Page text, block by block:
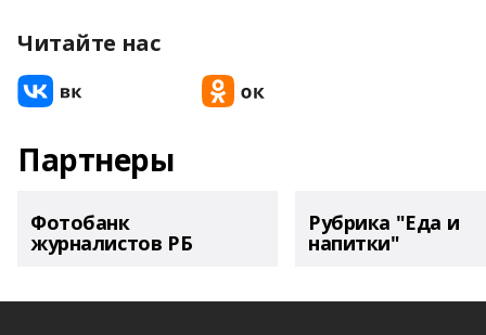
Читайте нас
Партнеры
Фотобанк
журналистов РБ
Рубрика "Еда и
напитки"